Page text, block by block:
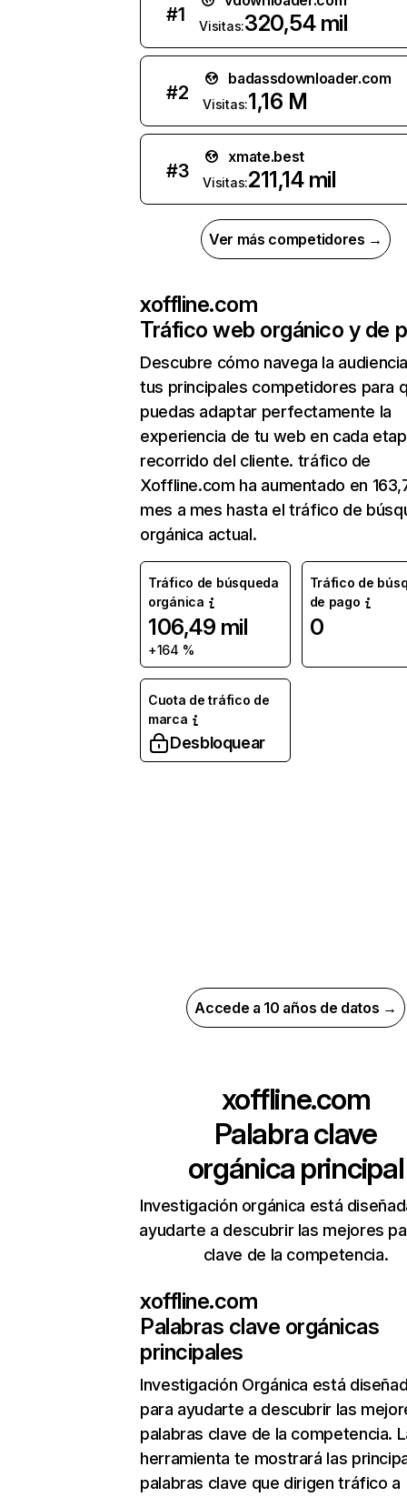
#1
Visitas:320,54 mil
#2
badassdownloader.com
Visitas:1,16 M
#3
xmate.best
Visitas:211,14 mil
Ver más competidores →
xoffline.com
Tráfico web orgánico y de
Descubre cómo navega la
tus principales competidores para
puedas adaptar perfectamente la
experiencia de tu web en cada
recorrido del cliente. tráfico de
Xoffline.com ha aumentado en
mes a mes hasta el tráfico de
orgánica actual.
Tráfico de búsqueda
orgánica
106,49 mil
+164 %
Tráfico de
de pago
0
Cuota de tráfico de
marca
Desbloquear
Accede a 10 años de datos →
xoffline.com
Palabra clave
orgánica principal
Investigación orgánica está
ayudarte a descubrir las mejores
clave de la competencia.
xoffline.com
Palabras clave orgánicas
principales
Investigación Orgánica está
para ayudarte a descubrir las
palabras clave de la competencia.
herramienta te mostrará las
palabras clave que dirigen tráfico a